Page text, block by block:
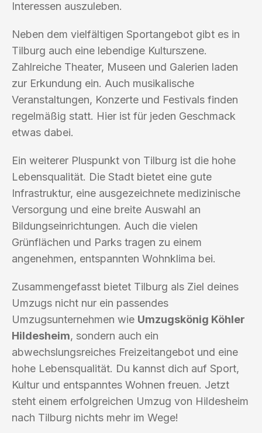
Interessen auszuleben.
Neben dem vielfältigen Sportangebot gibt es in
Tilburg auch eine lebendige Kulturszene.
Zahlreiche Theater, Museen und Galerien laden
zur Erkundung ein. Auch musikalische
Veranstaltungen, Konzerte und Festivals finden
regelmäßig statt. Hier ist für jeden Geschmack
etwas dabei.
Ein weiterer Pluspunkt von Tilburg ist die hohe
Lebensqualität. Die Stadt bietet eine gute
Infrastruktur, eine ausgezeichnete medizinische
Versorgung und eine breite Auswahl an
Bildungseinrichtungen. Auch die vielen
Grünflächen und Parks tragen zu einem
angenehmen, entspannten Wohnklima bei.
Zusammengefasst bietet Tilburg als Ziel deines
Umzugs nicht nur ein passendes
Umzugsunternehmen wie Umzugskönig Köhler
Hildesheim, sondern auch ein
abwechslungsreiches Freizeitangebot und eine
hohe Lebensqualität. Du kannst dich auf Sport,
Kultur und entspanntes Wohnen freuen. Jetzt
steht einem erfolgreichen Umzug von Hildesheim
nach Tilburg nichts mehr im Wege!